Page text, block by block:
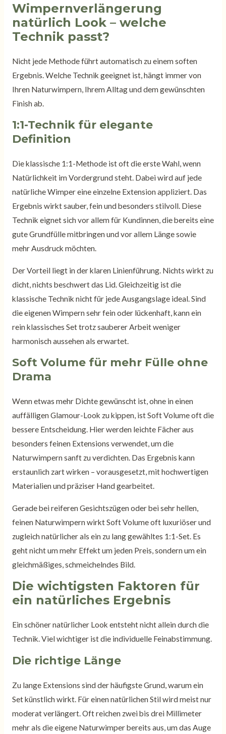
Wimpernverlängerung
natürlich Look – welche
Technik passt?
Nicht jede Methode führt automatisch zu einem soften
Ergebnis. Welche Technik geeignet ist, hängt immer von
Ihren Naturwimpern, Ihrem Alltag und dem gewünschten
Finish ab.
1:1-Technik für elegante
Definition
Die klassische 1:1-Methode ist oft die erste Wahl, wenn
Natürlichkeit im Vordergrund steht. Dabei wird auf jede
natürliche Wimper eine einzelne Extension appliziert. Das
Ergebnis wirkt sauber, fein und besonders stilvoll. Diese
Technik eignet sich vor allem für Kundinnen, die bereits eine
gute Grundfülle mitbringen und vor allem Länge sowie
mehr Ausdruck möchten.
Der Vorteil liegt in der klaren Linienführung. Nichts wirkt zu
dicht, nichts beschwert das Lid. Gleichzeitig ist die
klassische Technik nicht für jede Ausgangslage ideal. Sind
die eigenen Wimpern sehr fein oder lückenhaft, kann ein
rein klassisches Set trotz sauberer Arbeit weniger
harmonisch aussehen als erwartet.
Soft Volume für mehr Fülle ohne
Drama
Wenn etwas mehr Dichte gewünscht ist, ohne in einen
auffälligen Glamour-Look zu kippen, ist Soft Volume oft die
bessere Entscheidung. Hier werden leichte Fächer aus
besonders feinen Extensions verwendet, um die
Naturwimpern sanft zu verdichten. Das Ergebnis kann
erstaunlich zart wirken – vorausgesetzt, mit hochwertigen
Materialien und präziser Hand gearbeitet.
Gerade bei reiferen Gesichtszügen oder bei sehr hellen,
feinen Naturwimpern wirkt Soft Volume oft luxuriöser und
zugleich natürlicher als ein zu lang gewähltes 1:1-Set. Es
geht nicht um mehr Effekt um jeden Preis, sondern um ein
gleichmäßiges, schmeichelndes Bild.
Die wichtigsten Faktoren für
ein natürliches Ergebnis
Ein schöner natürlicher Look entsteht nicht allein durch die
Technik. Viel wichtiger ist die individuelle Feinabstimmung.
Die richtige Länge
Zu lange Extensions sind der häufigste Grund, warum ein
Set künstlich wirkt. Für einen natürlichen Stil wird meist nur
moderat verlängert. Oft reichen zwei bis drei Millimeter
mehr als die eigene Naturwimper bereits aus, um das Auge